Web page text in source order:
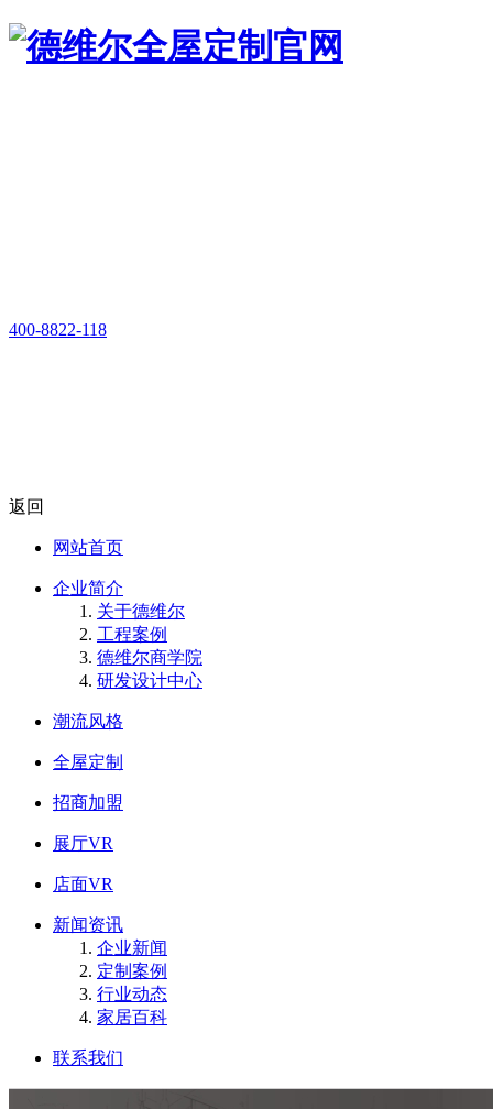
400-8822-118
返回
网站首页
企业简介
关于德维尔
工程案例
德维尔商学院
研发设计中心
潮流风格
全屋定制
招商加盟
展厅VR
店面VR
新闻资讯
企业新闻
定制案例
行业动态
家居百科
联系我们